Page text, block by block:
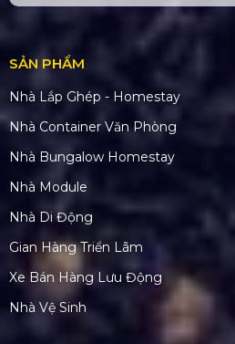
SẢN PHẨM
Nhà Lắp Ghép - Homestay
Nhà Container Văn Phòng
Nhà Bungalow Homestay
Nhà Module
Nhà Di Động
Gian Hàng Triển Lãm
Xe Bán Hàng Lưu Động
Nhà Vệ Sinh